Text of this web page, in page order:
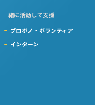
一緒に活動して支援
プロボノ・ボランティア
インターン